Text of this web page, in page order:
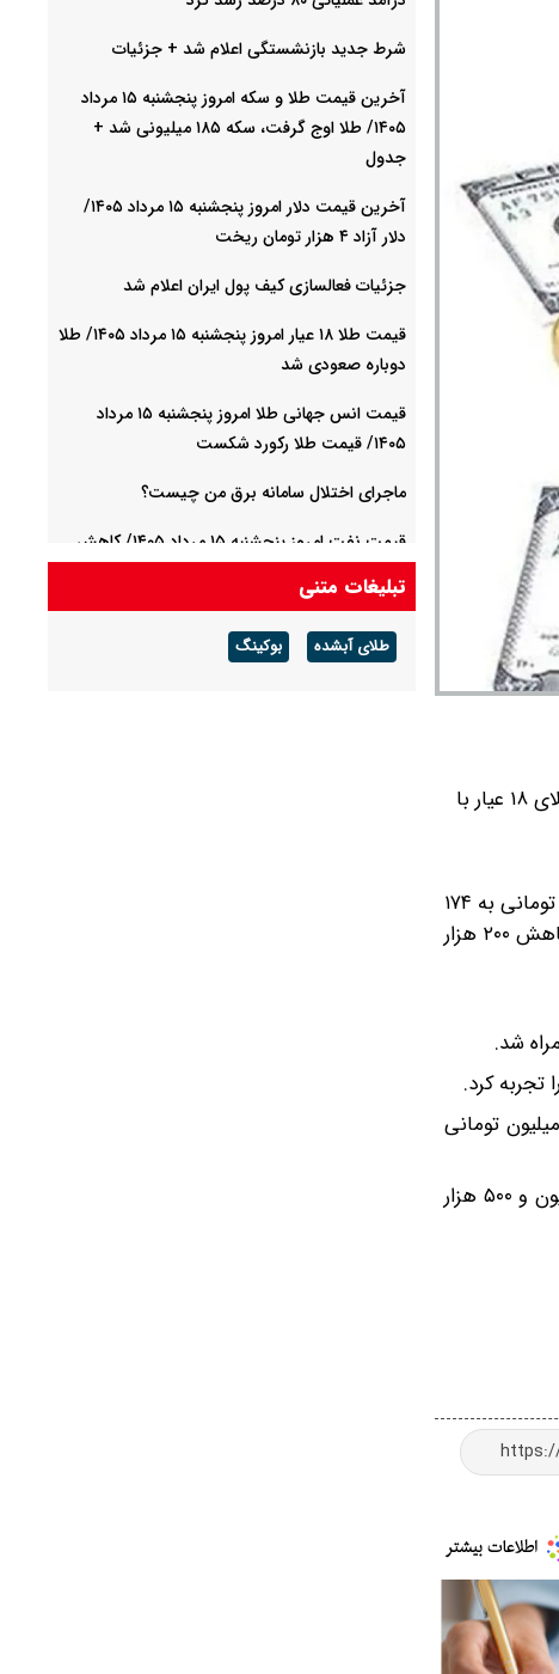
امروز ۱۲ خرداد ۱۴۰۵ بازار طلا و سکه نسبت به دیروز روند نزولی به خود گرفت و بهای هر گرم طلای ۱۸ عیار با
بهای اونس جهانی طلا به رقم ۴ هزار و ۵۰۵ دلار رسید و با روند افزایشی مواجه شد. قیمت دلار هم امروز با کاهش جزیی ۵۰۰ تومانی به ۱۷۴
هزار و ۵۰۰ تومان رسید. بهای هر گرم طلای ۱۸ عیار در پایان معاملات امروز به قیمت ۱۸ میلیون و ۳۱۰ هزار تومان رسید و با کاهش ۲۰۰ هزار
کاهش دو میلیون تومانی
بهای هر قطعه ربع سکه بهار آزادی در پایان معاملات بازار به رقم ۵۲ میلیون تومان خرید و فروش می شود و کاهش یک میلیون و ۵۰۰ هزار
شرط جدید بازنشستگی اعلام شد + جزئیات
آخرین قیمت طلا و سکه امروز پنجشنبه ۱۵ مرداد
۱۴۰۵/ طلا اوج گرفت، سکه ۱۸۵ میلیونی شد +
جدول
آخرین قیمت دلار امروز پنجشنبه ۱۵ مرداد ۱۴۰۵/
دلار آزاد ۴ هزار تومان ریخت
جزئیات فعالسازی کیف پول ایران اعلام شد
قیمت طلا ۱۸ عیار امروز پنجشنبه ۱۵ مرداد ۱۴۰۵/ طلا
دوباره صعودی شد
قیمت انس جهانی طلا امروز پنجشنبه ۱۵ مرداد
۱۴۰۵/ قیمت طلا رکورد شکست
ماجرای اختلال سامانه برق من چیست؟
قیمت نفت امروز پنجشنبه ۱۵ مرداد ۱۴۰۵/ کاهش
۴.۵ درصدی قیمت نفت برنت در پی احتمال
بازگشایی تنگه هرمز
تبلیغات متنی
طلای آبشده بوکینگ